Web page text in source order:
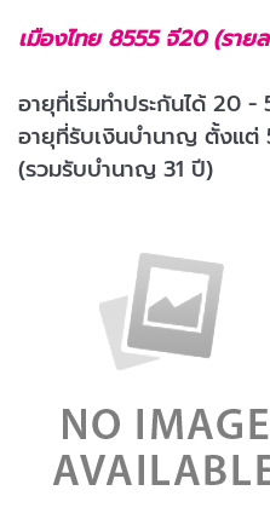
เมืองไทย 8555 จี20 (ราย
อายุที่เริ่มทำประกันได้ 20 -
อายุที่รับเงินบำนาญ ตั้งแต่
(รวมรับบำนาญ 31 ปี)